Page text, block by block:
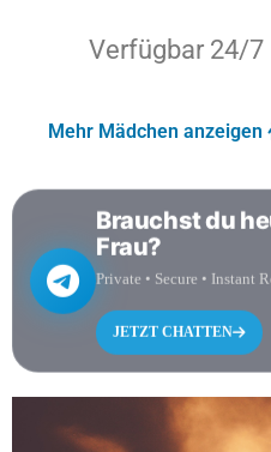
Verfügbar 24/7
Mehr Mädchen anzeigen
Brauchst du
Frau?
Private • Secure • Instant
JETZT CHATTEN